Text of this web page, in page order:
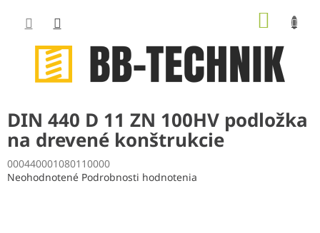
obsah
DIN 440 D 11 ZN 100HV podložka
na drevené konštrukcie
000440001080110000
Priemerné
Neohodnotené Podrobnosti hodnotenia